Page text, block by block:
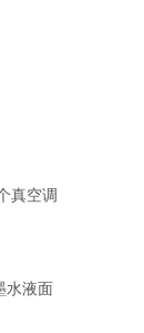
真空调
水液面